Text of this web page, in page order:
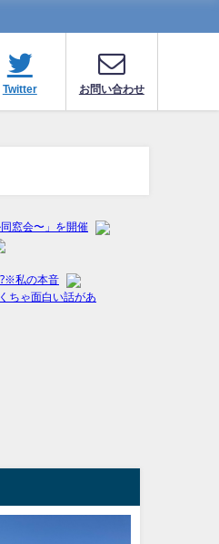
Twitter お問い合わせ